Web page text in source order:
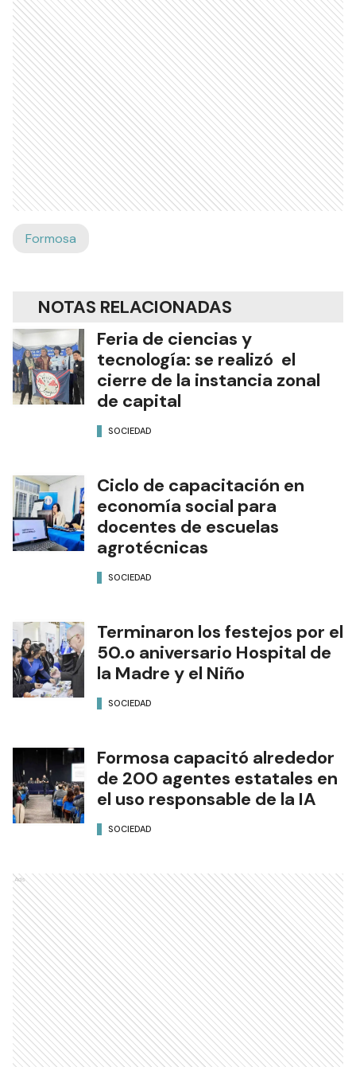
Formosa
NOTAS RELACIONADAS
Feria de ciencias y
tecnología: se realizó el
cierre de la instancia zonal
de capital
SOCIEDAD
Ciclo de capacitación en
economía social para
docentes de escuelas
agrotécnicas
SOCIEDAD
Terminaron los festejos por el
50.o aniversario Hospital de
la Madre y el Niño
SOCIEDAD
Formosa capacitó alrededor
de 200 agentes estatales en
el uso responsable de la IA
SOCIEDAD
Ads